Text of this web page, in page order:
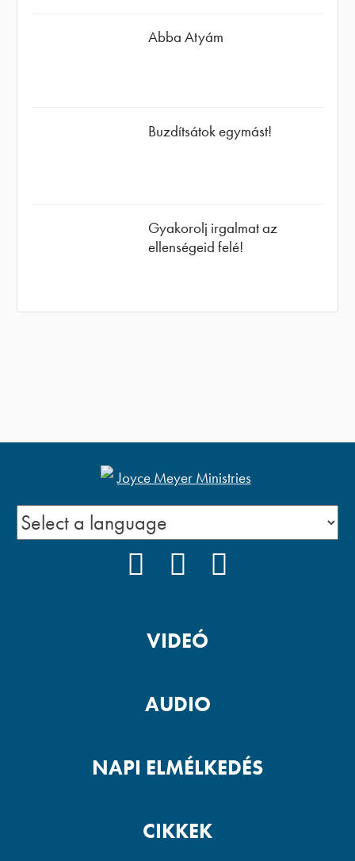
Abba Atyám
Buzdítsátok egymást!
Gyakorolj irgalmat az
ellenségeid felé!
VIDEÓ
AUDIO
NAPI ELMÉLKEDÉS
CIKKEK